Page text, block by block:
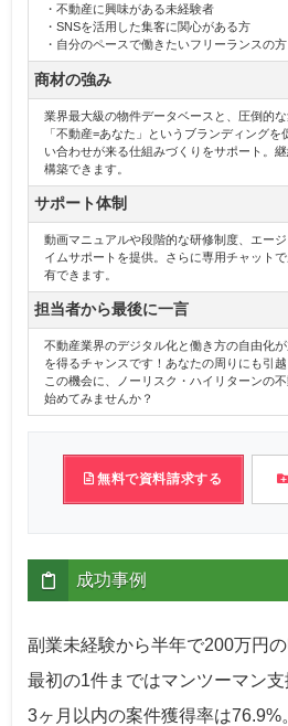
・不動産に興味がある未経験者
・SNSを活用した集客に関心がある方
・自分のペースで働きたいフリーランスの方
商材の強み
業界最大級の物件データベースと、圧倒的な
「不動産=あなた」というブランディング
い合わせが来る仕組みづくりをサポート。
構築できます。
サポート体制
動画マニュアルや段階的な研修制度、エー
イムサポートを提供。さらに専用チャット
有できます。
担当者から最後に一言
不動産業界のデジタル化と働き方の自由化
を得るチャンスです！あなたの周りにも引
この機会に、ノーリスク・ハイリターンの
始めてみませんか？
無料で資料請求する
成功事例
副業未経験から半年で200万円
最初の1件まではマンツーマン支
3ヶ月以内の案件獲得率は76.9%